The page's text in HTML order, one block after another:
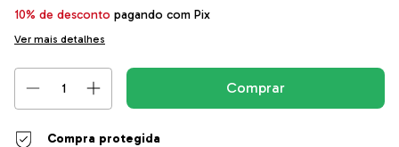
10% de desconto pagando com Pix
Ver mais detalhes
Compra protegida